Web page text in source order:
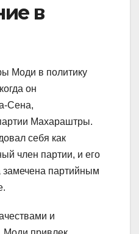
в
Моди в политику
он
Сена,
Махараштры.
себя как
член партии, и его
замечена партийным
и